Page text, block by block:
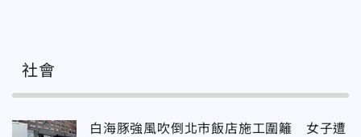
社會
白海豚強風吹倒北市飯店施工圍籬 女子遭